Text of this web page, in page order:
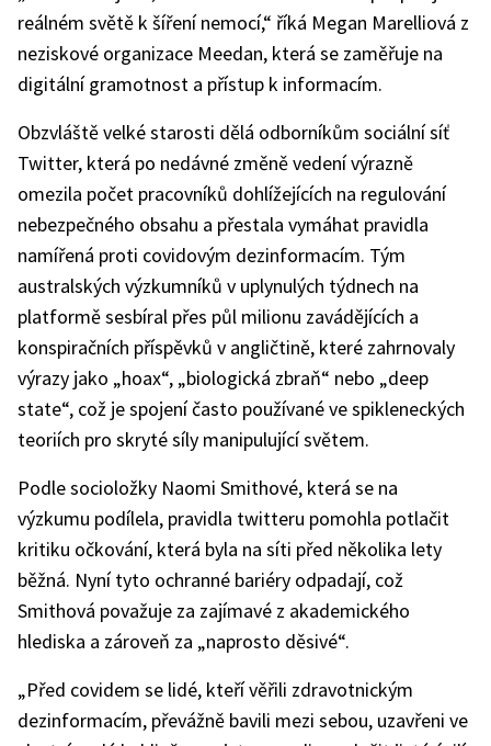
reálném světě k šíření nemocí,“ říká Megan Marelliová z
neziskové organizace Meedan, která se zaměřuje na
digitální gramotnost a přístup k informacím.
Obzvláště velké starosti dělá odborníkům sociální síť
Twitter, která po nedávné změně vedení výrazně
omezila počet pracovníků dohlížejících na regulování
nebezpečného obsahu a přestala vymáhat pravidla
namířená proti covidovým dezinformacím. Tým
australských výzkumníků v uplynulých týdnech na
platformě sesbíral přes půl milionu zavádějících a
konspiračních příspěvků v angličtině, které zahrnovaly
výrazy jako „hoax“, „biologická zbraň“ nebo „deep
state“, což je spojení často používané ve spikleneckých
teoriích pro skryté síly manipulující světem.
Podle socioložky Naomi Smithové, která se na
výzkumu podílela, pravidla twitteru pomohla potlačit
kritiku očkování, která byla na síti před několika lety
běžná. Nyní tyto ochranné bariéry odpadají, což
Smithová považuje za zajímavé z akademického
hlediska a zároveň za „naprosto děsivé“.
„Před covidem se lidé, kteří věřili zdravotnickým
dezinformacím, převážně bavili mezi sebou, uzavřeni ve